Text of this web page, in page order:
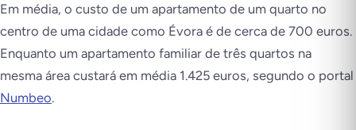
Em média, o custo de um apartamento de um quarto no
centro de uma cidade como Évora é de cerca de 700 euros.
Enquanto um apartamento familiar de três quartos na
mesma área custará em média 1.425 euros, segundo o portal
Numbeo.